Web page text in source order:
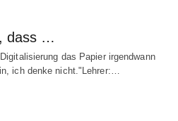
dass …
das Papier irgendwann
ich denke nicht."Lehrer:…